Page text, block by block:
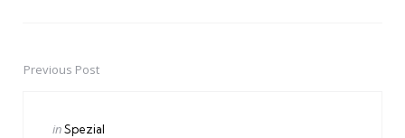
PostPrevious Post
Posted
inSpezial